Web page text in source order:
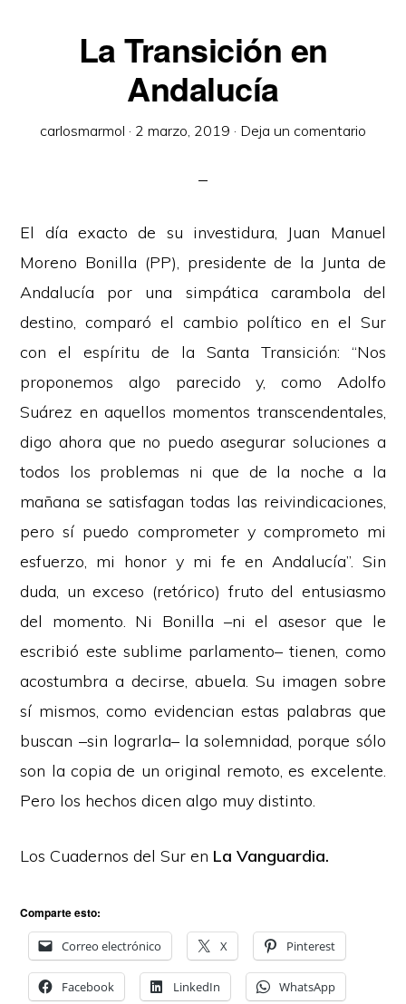
La Transición en
Andalucía
carlosmarmol · 2 marzo, 2019 · Deja un comentario
El día exacto de su investidura, Juan Manuel
Moreno Bonilla (PP), presidente de la Junta de
Andalucía por una simpática carambola del
destino, comparó el cambio político en el Sur
con el espíritu de la Santa Transición: “Nos
proponemos algo parecido y, como Adolfo
Suárez en aquellos momentos transcendentales,
digo ahora que no puedo asegurar soluciones a
todos los problemas ni que de la noche a la
mañana se satisfagan todas las reivindicaciones,
pero sí puedo comprometer y comprometo mi
esfuerzo, mi honor y mi fe en Andalucía”. Sin
duda, un exceso (retórico) fruto del entusiasmo
del momento. Ni Bonilla –ni el asesor que le
escribió este sublime parlamento– tienen, como
acostumbra a decirse, abuela. Su imagen sobre
sí mismos, como evidencian estas palabras que
buscan –sin lograrla– la solemnidad, porque sólo
son la copia de un original remoto, es excelente.
Pero los hechos dicen algo muy distinto.
Los Cuadernos del Sur en La Vanguardia.
Comparte esto:
Correo electrónico X Pinterest
Facebook LinkedIn WhatsApp